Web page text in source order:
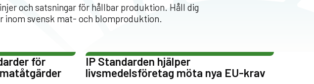
och satsningar för hållbar produktion. Håll dig
inom svensk mat- och blomproduktion.
för
IP Standarden hjälper
livsmedelsföretag möta nya EU-krav